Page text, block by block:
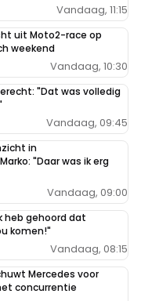
Vandaag, 11:15
uit Moto2-race op
weekend
Vandaag, 10:30
"Dat was volledig
Vandaag, 09:45
in
"Daar was ik erg
Vandaag, 09:00
heb gehoord dat
komen!"
Vandaag, 08:15
Mercedes voor
concurrentie